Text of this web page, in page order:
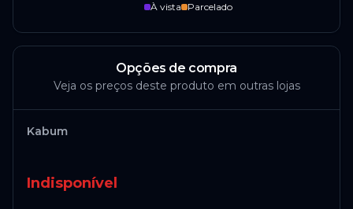
À vista Parcelado
Opções de compra
Veja os preços deste produto em outras lojas
Kabum
Indisponível